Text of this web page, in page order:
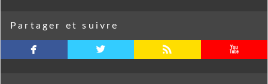
Partager et suivre
facebook twitterbird rss youtube